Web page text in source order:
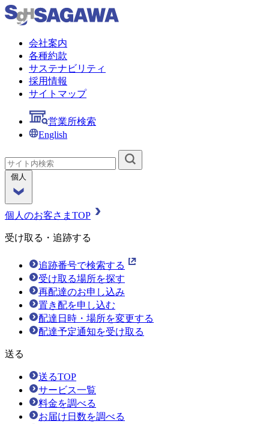
会社案内
各種約款
サステナビリティ
採用情報
サイトマップ
営業所検索
English
個人
個人のお客さまTOP
受け取る・追跡する
追跡番号で検索する
受け取る場所を探す
再配達のお申し込み
置き配を申し込む
配達日時・場所を変更する
配達予定通知を受け取る
送る
送るTOP
サービス一覧
料金を調べる
お届け日数を調べる